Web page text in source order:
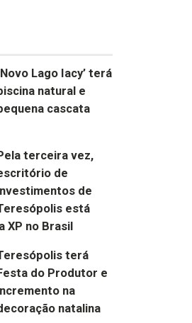
Lago Iacy’ terá
natural e
cascata
terceira vez,
de
de
está
XP no Brasil
terá
do Produtor e
na
natalina